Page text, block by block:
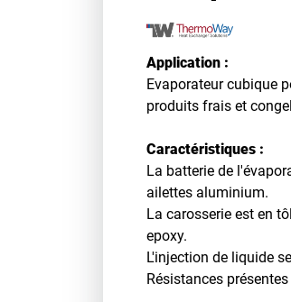
Application :
Evaporateur cubique
produits frais et
Caractéristiques :
La batterie de
ailettes aluminium.
La carosserie est en
epoxy.
L'injection de liquide
Résistances